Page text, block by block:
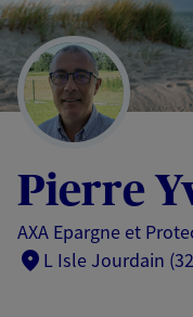
Pierre
AXA Epargne et
L Isle Jourdain